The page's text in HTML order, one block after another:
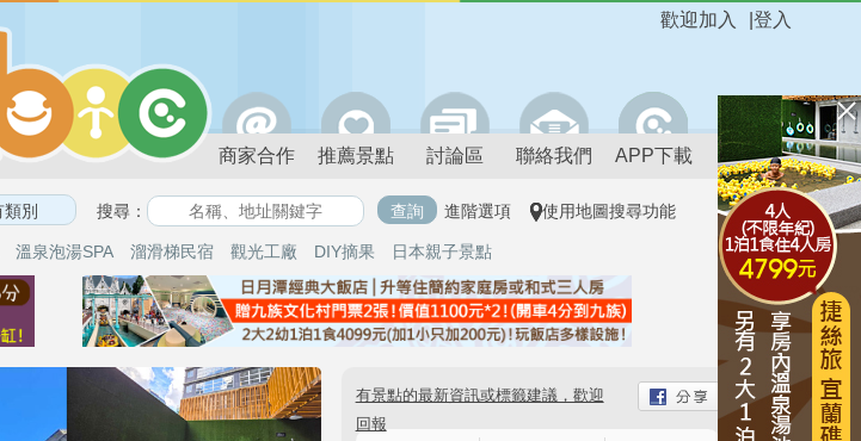
登入
歡迎加入
商家合作 推薦景點 討論區 聯絡我們 APP下載
搜尋： 進階選項 使用地圖搜尋功能
溫泉泡湯SPA 溜滑梯民宿 觀光工廠 DIY摘果 日本親子景點
有景點的最新資訊或標籤建議，歡迎
回報